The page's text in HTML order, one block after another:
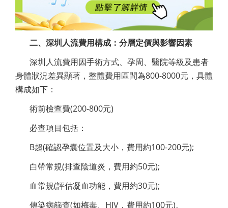
二、深圳人流費用構成：分層定價與影響因素
深圳人流費用因手術方式、孕周、醫院等級及患者
身體狀況差異顯著，整體費用區間為800-8000元，具體
構成如下：
術前檢查費(200-800元)
必查項目包括：
B超(確認孕囊位置及大小，費用約100-200元);
白帶常規(排查陰道炎，費用約50元);
血常規(評估凝血功能，費用約30元);
傳染病篩查(如梅毒、HIV，費用約100元)。